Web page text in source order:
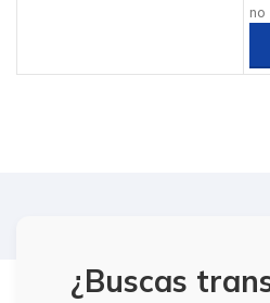
no
¿Buscas